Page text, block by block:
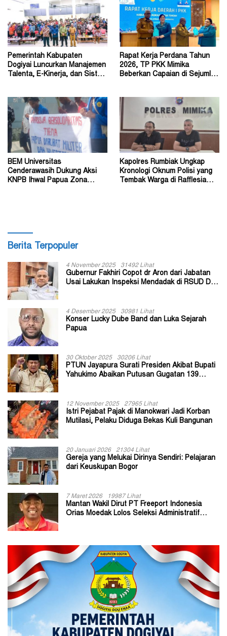
Pemerintah Kabupaten
Dogiyai Luncurkan Manajemen
Talenta, E-Kinerja, dan Sistem
Rapat Kerja Perdana Tahun
2026, TP PKK Mimika
Beberkan Capaian di Sejumlah
BEM Universitas
Cenderawasih Dukung Aksi
KNPB Ihwal Papua Zona
Kapolres Rumbiak Ungkap
Kronologi Oknum Polisi yang
Tembak Warga di Rafflesia
Berita Terpopuler
4 November 2025 31492 Lihat
Gubernur Fakhiri Copot dr Aron dari Jabatan
Usai Lakukan Inspeksi Mendadak di RSUD Dok
4 Desember 2025 30981 Lihat
Konser Lucky Dube Band dan Luka Sejarah
Papua
30 Oktober 2025 30206 Lihat
PTUN Jayapura Surati Presiden Akibat Bupati
Yahukimo Abaikan Putusan Gugatan 139
12 November 2025 27965 Lihat
Istri Pejabat Pajak di Manokwari Jadi Korban
Mutilasi, Pelaku Diduga Bekas Kuli Bangunan
20 Januari 2026 21304 Lihat
Gereja yang Melukai Dirinya Sendiri: Pelajaran
dari Keuskupan Bogor
7 Maret 2026 19987 Lihat
Mantan Wakil Dirut PT Freeport Indonesia
Orias Moedak Lolos Seleksi Administratif